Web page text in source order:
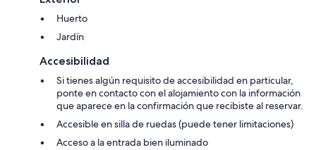
Huerto
Jardín
Accesibilidad
Si tienes algún requisito de accesibilidad en particular,
ponte en contacto con el alojamiento con la información
que aparece en la confirmación que recibiste al reservar.
Accesible en silla de ruedas (puede tener limitaciones)
Acceso a la entrada bien iluminado